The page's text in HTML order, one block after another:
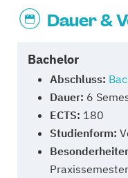
Dauer &
Bachelor
Abschluss:
Dauer: 6
ECTS: 180
Studienform: